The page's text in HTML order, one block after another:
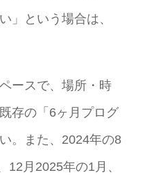
」という場合は、
ースで、場所・時
存の「6ヶ月プログ
。また、2024年の8
12月2025年の1月、